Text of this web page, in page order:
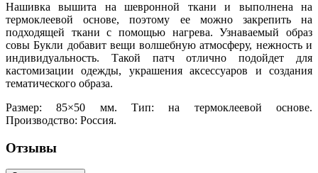
Нашивка вышита на шевронной ткани и выполнена на
термоклеевой основе, поэтому ее можно закрепить на
подходящей ткани с помощью нагрева. Узнаваемый образ
совы Букли добавит вещи волшебную атмосферу, нежность и
индивидуальность. Такой патч отлично подойдет для
кастомизации одежды, украшения аксессуаров и создания
тематического образа.
Размер: 85×50 мм. Тип: на термоклеевой основе.
Производство: Россия.
Отзывы